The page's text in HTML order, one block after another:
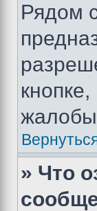
Рядом
» Что